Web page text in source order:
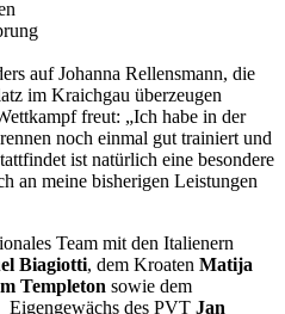
auf Johanna Rellensmann, die
im Kraichgau überzeugen
freut: „Ich habe in der
noch einmal gut trainiert und
ist natürlich eine besondere
an meine bisherigen Leistungen
Team mit den Italienern
Biagiotti, dem Kroaten Matija
Templeton sowie dem
Eigengewächs des PVT Jan